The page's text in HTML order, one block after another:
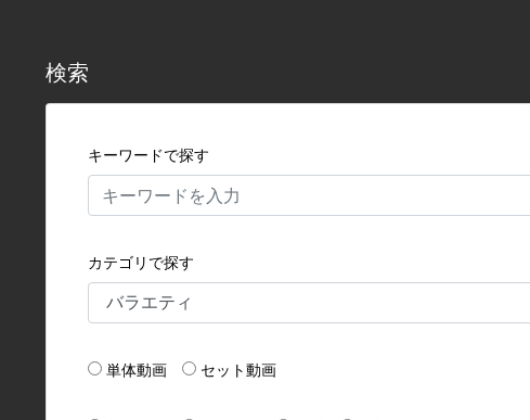
検索
キーワードで探す
カテゴリで探す
単体動画 セット動画